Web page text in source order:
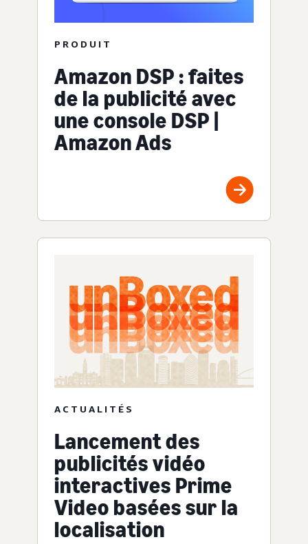
PRODUIT
Amazon DSP : faites
de la publicité avec
une console DSP |
Amazon Ads
ACTUALITÉS
Lancement des
publicités vidéo
interactives Prime
Video basées sur la
localisation